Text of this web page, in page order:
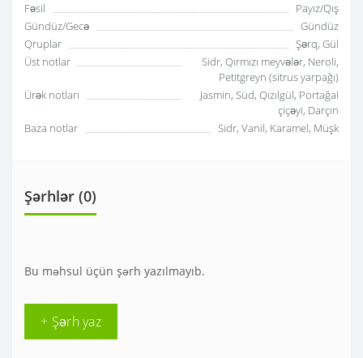
Fəsil
Payız/Qış
Gündüz/Gecə
Gündüz
Qruplar
Şərq, Gül
Üst notlar
Sidr, Qırmızı meyvələr, Neroli,
Petitgreyn (sitrus yarpağı)
Ürək notları
Jasmin, Süd, Qızılgül, Portağal
çiçəyi, Darçın
Baza notlar
Sidr, Vanil, Karamel, Müşk
Şərhlər (0)
Bu məhsul üçün şərh yazılmayıb.
+ Şərh yaz